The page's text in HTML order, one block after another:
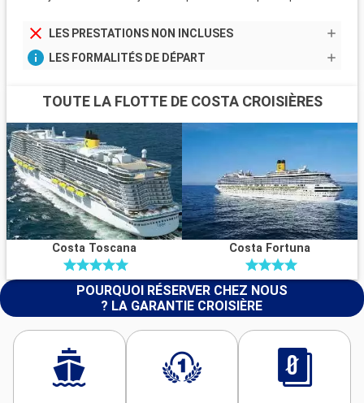
LES PRESTATIONS NON INCLUSES
LES FORMALITÉS DE DÉPART
TOUTE LA FLOTTE DE COSTA CROISIÈRES
Costa Toscana Costa Fortuna
POURQUOI RÉSERVER CHEZ NOUS
? LA GARANTIE CROISIÈRE